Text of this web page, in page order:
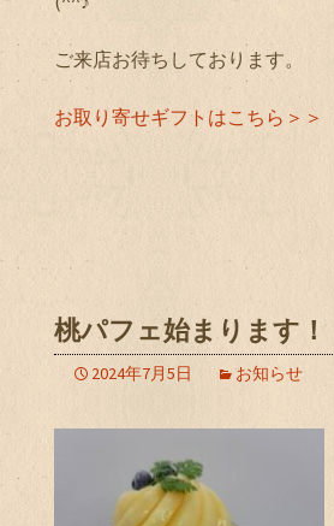
ご来店お待ちしております。
お取り寄せギフトはこちら＞ ＞
桃パフェ始まります！
2024年7月5日 お知らせ